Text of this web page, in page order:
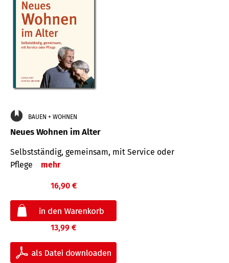
BAUEN + WOHNEN
Neues Wohnen im Alter
Selbstständig, gemeinsam, mit Service oder
Pflege
mehr
16,90 €
13,99 €